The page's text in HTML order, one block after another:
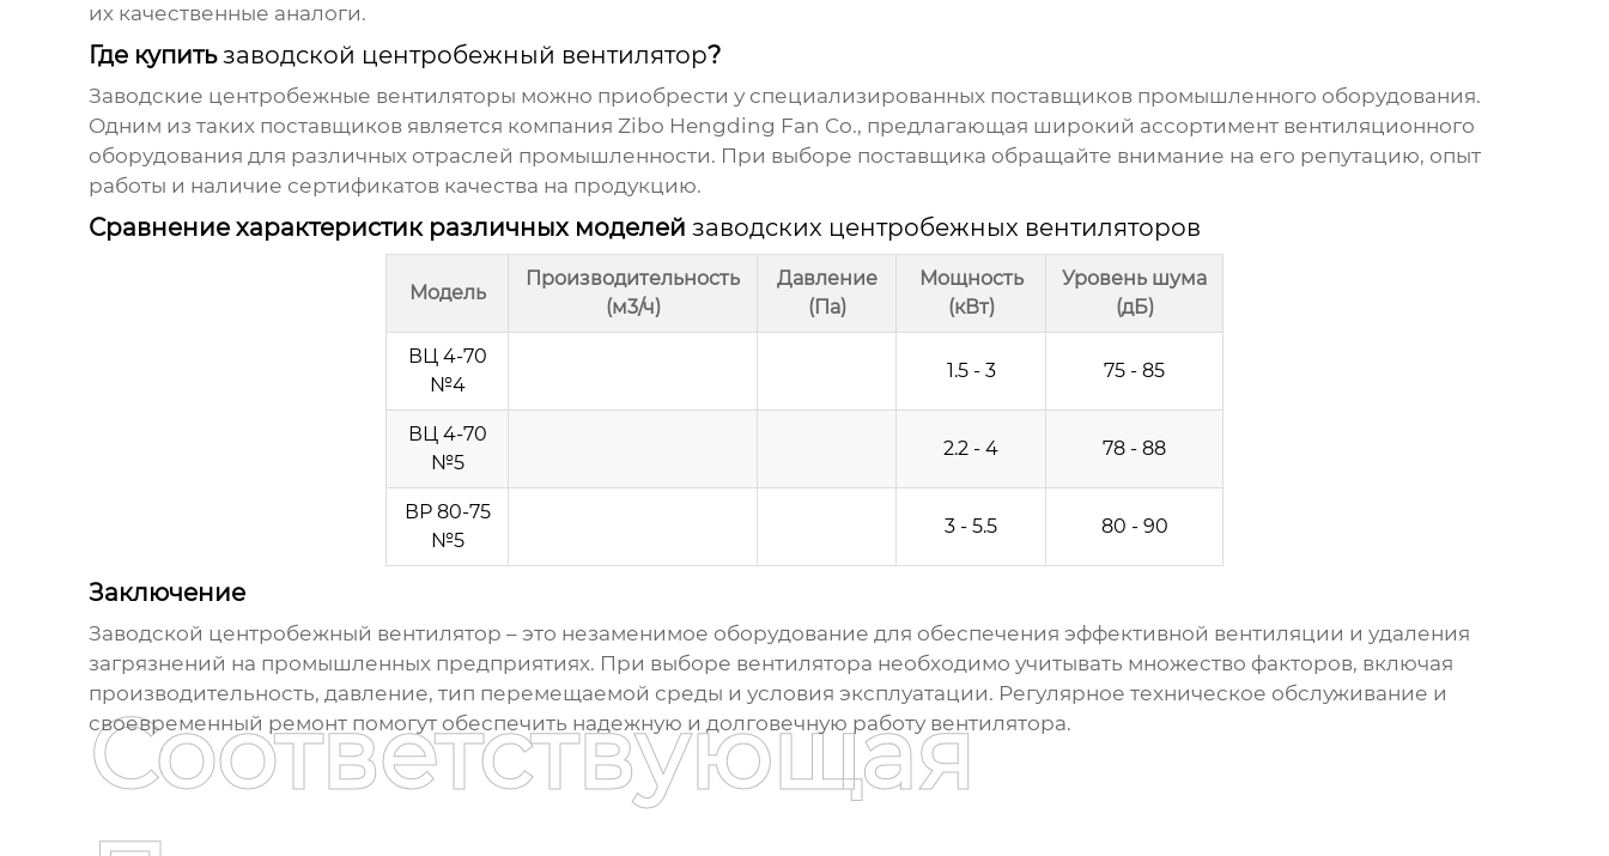
их качественные аналоги.
Где купитьзаводской центробежный вентилятор?
Заводские центробежные вентиляторы можно приобрести у специализированных поставщиков промышленного оборудования.
Одним из таких поставщиков является компания Zibo Hengding Fan Co., предлагающая широкий ассортимент вентиляционного
оборудования для различных отраслей промышленности. При выборе поставщика обращайте внимание на его репутацию, опыт
работы и наличие сертификатов качества на продукцию.
Сравнение характеристик различных моделей заводских центробежных вентиляторов
Модель
Производительность
(м3/ч)
Давление
(Па)
Мощность
(кВт)
Уровень шума
(дБ)
ВЦ 4-70
№4
1.5 - 3 75 - 85
ВЦ 4-70
№5
2.2 - 4 78 - 88
ВР 80-75
№5
3 - 5.5 80 - 90
Заключение
Заводской центробежный вентилятор – это незаменимое оборудование для обеспечения эффективной вентиляции и удаления
загрязнений на промышленных предприятиях. При выборе вентилятора необходимо учитывать множество факторов, включая
производительность, давление, тип перемещаемой среды и условия эксплуатации. Регулярное техническое обслуживание и
своевременный ремонт помогут обеспечить надежную и долговечную работу вентилятора.
Соответствующая